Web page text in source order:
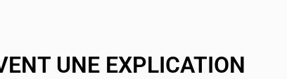
UNE EXPLICATION